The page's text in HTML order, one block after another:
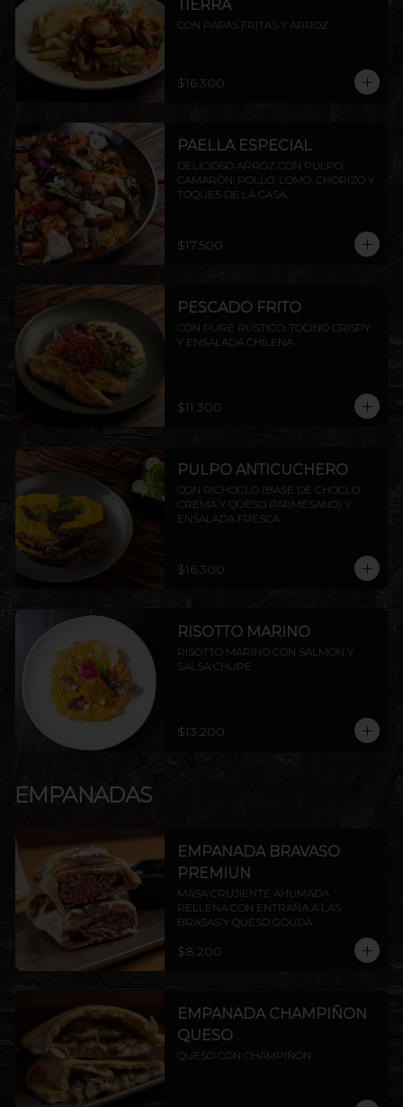
TIERRA
CON PAPAS FRITAS Y ARROZ
$16.300
PAELLA ESPECIAL
DELICIOSO ARROZ CON PULPO,
CAMARÓN, POLLO, LOMO, CHORIZO Y
TOQUES DE LA CASA.
$17.500
PESCADO FRITO
CON PURÉ RÚSTICO, TOCINO CRISPY
Y ENSALADA CHILENA.
$11.300
PULPO ANTICUCHERO
CON RICHOCLO (BASE DE CHOCLO,
CREMA Y QUESO PARMESANO) Y
ENSALADA FRESCA.
$16.300
RISOTTO MARINO
RISOTTO MARINO CON SALMÓN Y
SALSA CHUPE.
$13.200
EMPANADAS
EMPANADA BRAVASO
PREMIUN
MASA CRUJIENTE AHUMADA
RELLENA CON ENTRAÑA A LAS
BRASAS Y QUESO GOUDA
$8.200
EMPANADA CHAMPIÑON
QUESO
QUESO CON CHAMPIÑÓN